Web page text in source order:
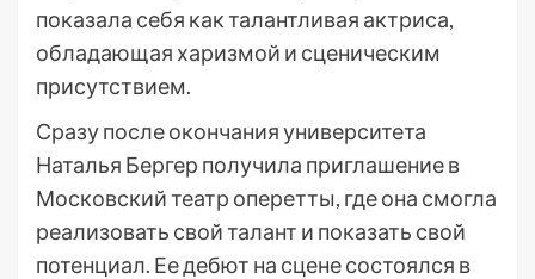
показала себя как талантливая актриса,
обладающая харизмой и сценическим
присутствием.
Сразу после окончания университета
Наталья Бергер получила приглашение в
Московский театр оперетты, где она смогла
реализовать свой талант и показать свой
потенциал. Ее дебют на сцене состоялся в